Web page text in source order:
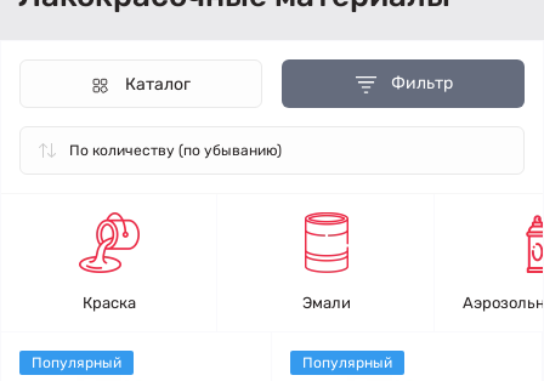
Фильтр
Каталог
Краска Эмали
Популярный Популярный